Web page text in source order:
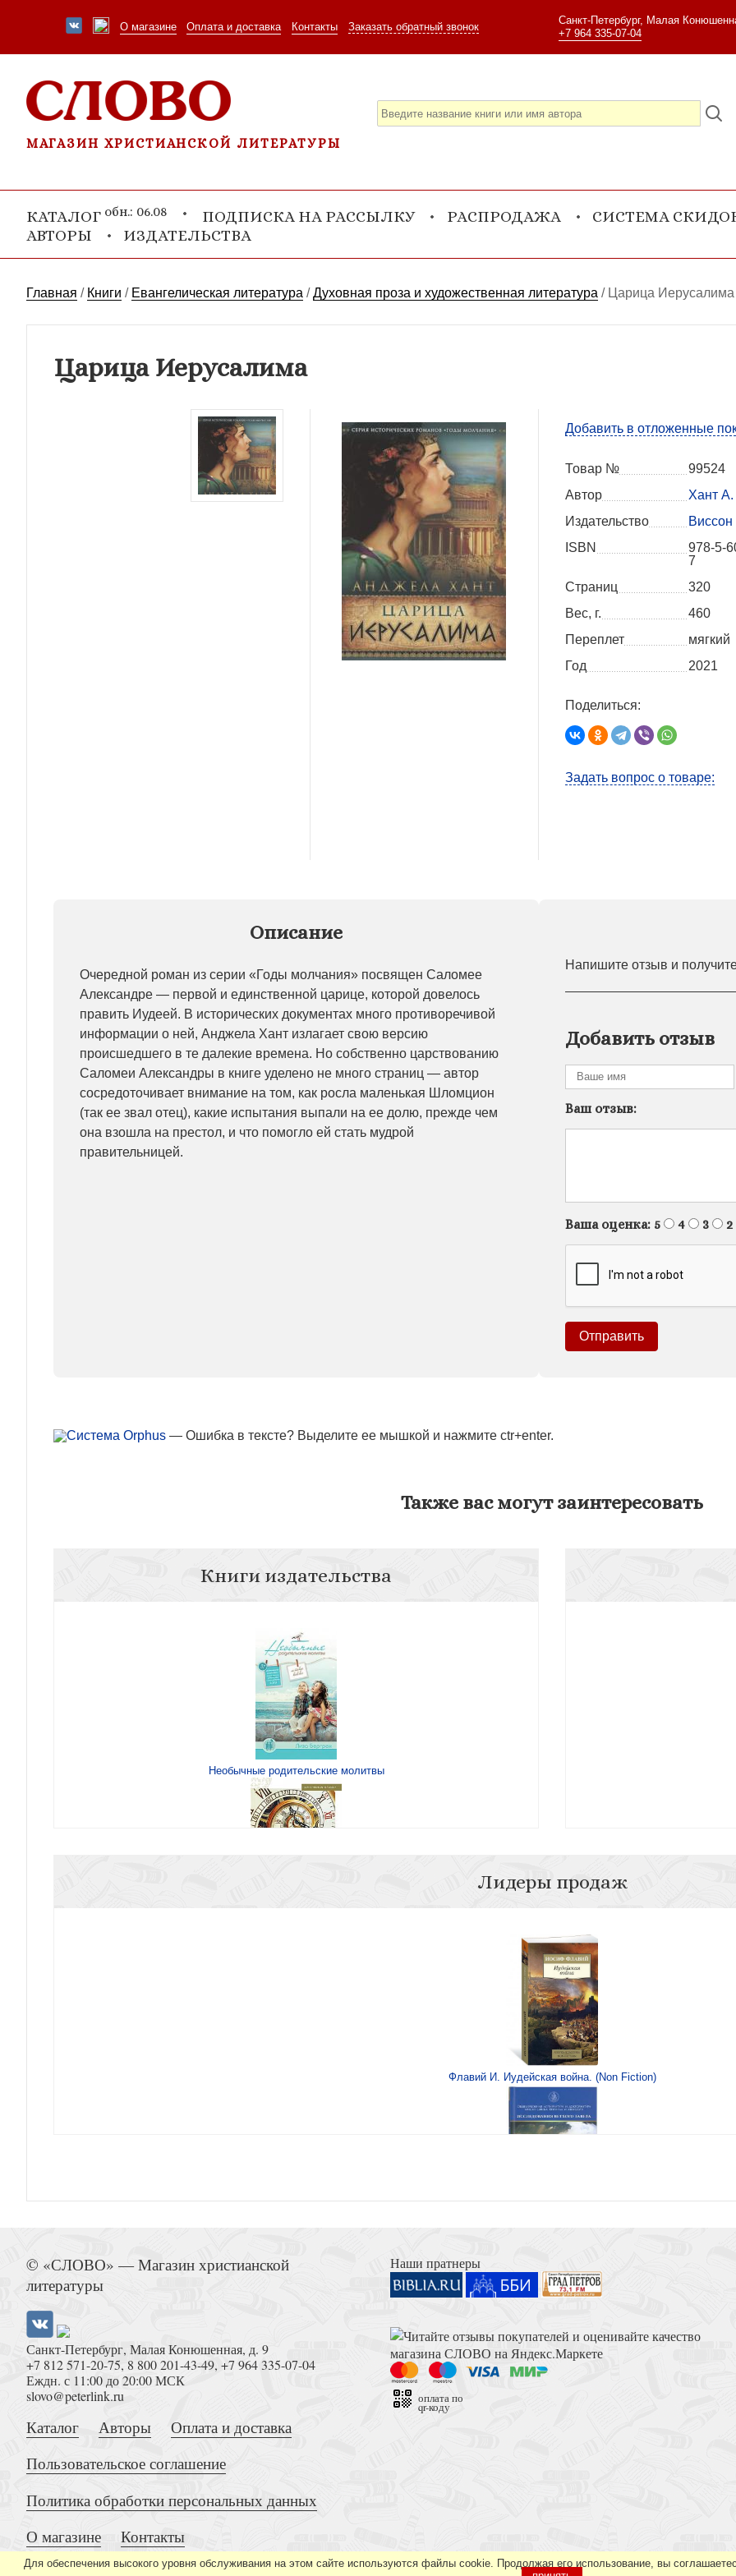
О магазине Оплата и доставка Контакты Заказать обратный звонок
Санкт-Петербург, Малая
+7 964 335-07-04
МАГАЗИН ХРИСТИАНСКОЙ ЛИТЕРАТУРЫ
КАТАЛОГ обн.: 06.08 ПОДПИСКА НА РАССЫЛКУ РАСПРОДАЖА
СИСТЕМА
АВТОРЫ
ИЗДАТЕЛЬСТВА
Главная / Книги / Евангелическая литература /Духовная проза и художественная литература / Царица Иерусалима
Царица Иерусалима
Добавить в отложенные
Товар №
99524
Автор
Хант А.
Издательство
Виссон
ISBN
978-5-
7
Страниц
320
Вес, г.
460
Переплет
мягкий
Год
2021
Поделиться:
Задать вопрос о товаре:
Описание
Очередной роман из серии «Годы молчания» посвящен Саломее
Александре — первой и единственной царице, которой довелось
править Иудеей. В исторических документах много противоречивой
информации о ней, Анджела Хант излагает свою версию
происшедшего в те далекие времена. Но собственно царствованию
Саломеи Александры в книге уделено не много страниц — автор
сосредоточивает внимание на том, как росла маленькая Шломцион
(так ее звал отец), какие испытания выпали на ее долю, прежде чем
она взошла на престол, и что помогло ей стать мудрой
правительницей.
Напишите отзыв и
Добавить отзыв
Ваш отзыв:
Ваша оценка: 5 4 3 2
— Ошибка в тексте? Выделите ее мышкой и нажмите ctr+enter.
Также вас могут заинтересовать
Книги издательства
Необычные родительские молитвы
Страсти Христовы. Развивающее пособие для детей. Кн. 6
Лидеры продаж
Флавий И. Иудейская война. (Non Fiction)
Книга Иисуса Навина
Толкование на Апокалипсис (Тихоний Африканский)
© «СЛОВО» — Магазин христианской
литературы
Санкт-Петербург, Малая Конюшенная, д. 9
+7 812 571-20-75, 8 800 201-43-49, +7 964 335-07-04
Еждн. с 11:00 до 20:00 МСК
slovo@peterlink.ru
Каталог Авторы
Оплата и доставка
Пользовательское соглашение
Политика обработки персональных данных
О магазине
Контакты
Наши пратнеры
оплата по
qr-коду
Для обеспечения высокого уровня обслуживания на этом сайте используются файлы cookie. Продолжая его использование, вы